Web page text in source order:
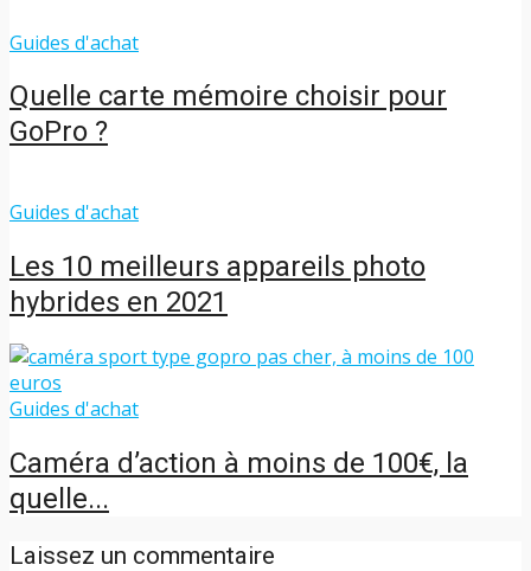
Guides d'achat
Quelle carte mémoire choisir pour
GoPro ?
Guides d'achat
Les 10 meilleurs appareils photo
hybrides en 2021
Guides d'achat
Caméra d’action à moins de 100€, la
quelle...
Laissez un commentaire